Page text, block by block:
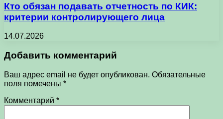
Кто обязан подавать отчетность по КИК:
критерии контролирующего лица
14.07.2026
Добавить комментарий
Ваш адрес email не будет опубликован. Обязательные
поля помечены *
Комментарий *